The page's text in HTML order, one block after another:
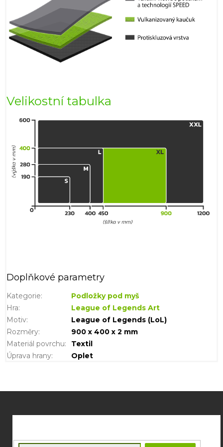
Velikostní tabulka
Doplňkové parametry
Kategorie:
Podložky pod myš
Hra:
League of Legends Art
Motiv:
League of Legends (LoL)
Rozměry:
900 x 400 x 2 mm
Materiál povrchu:
Textil
Úprava hrany: Oplet